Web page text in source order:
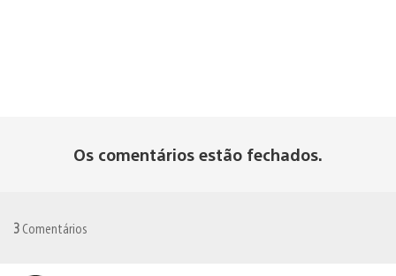
Os comentários estão fechados.
3 Comentários